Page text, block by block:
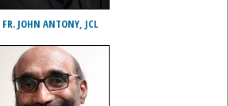
FR. JOHN ANTONY, JCL